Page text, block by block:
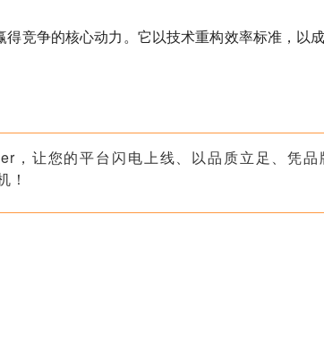
得竞争的核心动力。它以技术重构效率标准，以
，让您的平台闪电上线、以品质立足、凭品
！